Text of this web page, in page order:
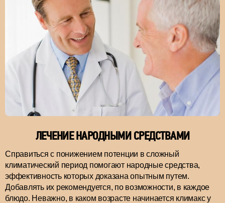
ЛЕЧЕНИЕ НАРОДНЫМИ СРЕДСТВАМИ
Справиться с понижением потенции в сложный
климатический период помогают народные средства,
эффективность которых доказана опытным путем.
Добавлять их рекомендуется, по возможности, в каждое
блюдо. Неважно, в каком возрасте начинается климакс у